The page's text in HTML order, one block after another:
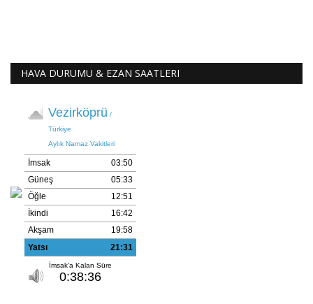
HAVA DURUMU & EZAN SAATLERI